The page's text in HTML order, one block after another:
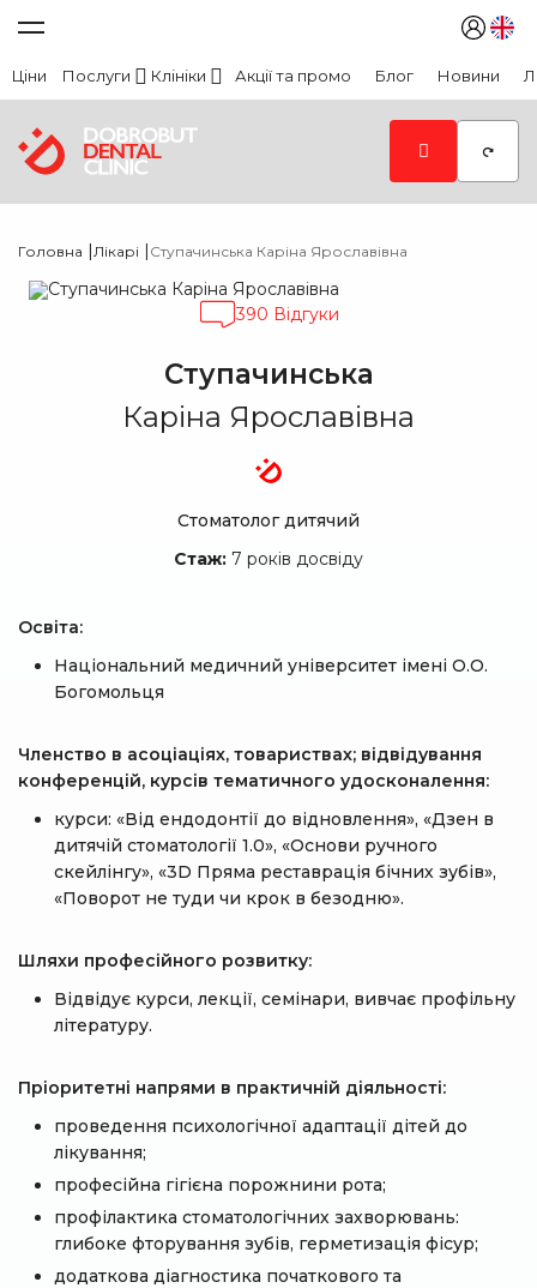
Ціни Послуги Клініки Акції та промо Блог Новини
Головна |Лікарі | Ступачинська Каріна Ярославівна
390 Відгуки
Ступачинська
Каріна Ярославівна
Стоматолог дитячий
Стаж: 7 років досвіду
Освіта:
Національний медичний університет імені О.О.
Богомольця
Членство в асоціаціях, товариствах; відвідування
конференцій, курсів тематичного удосконалення:
курси: «Від ендодонтії до відновлення», «Дзен в
дитячій стоматології 1.0», «Основи ручного
скейлінгу», «3D Пряма реставрація бічних зубів»,
«Поворот не туди чи крок в безодню».
Шляхи професійного розвитку:
Відвідує курси, лекції, семінари, вивчає профільну
літературу.
Пріоритетні напрями в практичній діяльності:
проведення психологічної адаптації дітей до
лікування;
професійна гігієна порожнини рота;
профілактика стоматологічних захворювань:
глибоке фторування зубів, герметизація фісур;
додаткова діагностика початкового та